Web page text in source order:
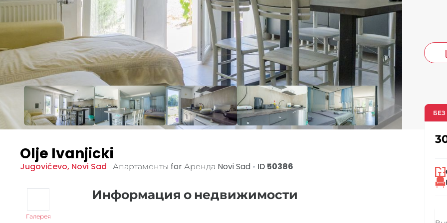
Olje Ivanjicki
Jugovićevo, Novi Sad Апартаменты for Аренда Novi Sad • ID 50386
Галерея
Информация о недвижимости